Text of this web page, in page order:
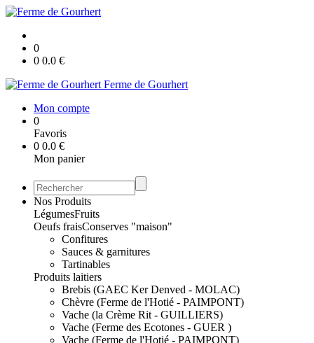
0
0 0.0 €
Ferme de Gourhert
Mon compte
0
Favoris
0 0.0 €
Mon panier
Nos Produits
LégumesFruits
Oeufs fraisConserves "maison"
Confitures
Sauces & garnitures
Tartinables
Produits laitiers
Brebis (GAEC Ker Denved - MOLAC)
Chèvre (Ferme de l'Hotié - PAIMPONT)
Vache (la Crème Rit - GUILLIERS)
Vache (Ferme des Ecotones - GUER )
Vache (Ferme de l'Hotié - PAIMPONT)